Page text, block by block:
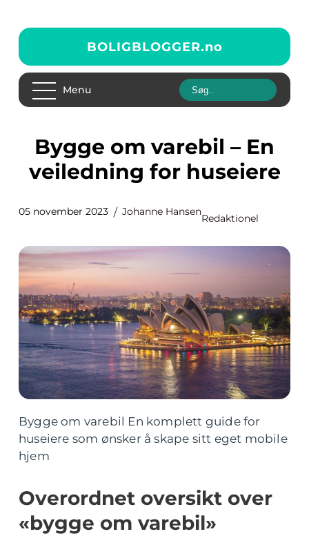
BOLIGBLOGGER.no
Menu
Bygge om varebil – En
veiledning for huseiere
05 november 2023 Johanne Hansen
Redaktionel
Bygge om varebil En komplett guide for
huseiere som ønsker å skape sitt eget mobile
hjem
Overordnet oversikt over
«bygge om varebil»